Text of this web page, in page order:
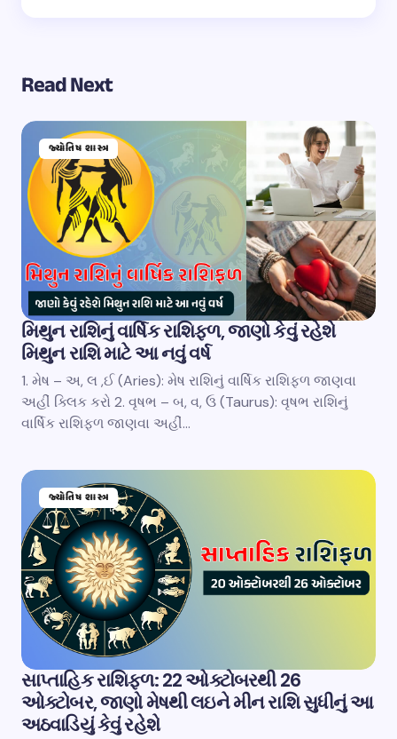
Read Next
જ્યોતિષ શાસ્ત્ર
મિથુન રાશિનું વાર્ષિક રાશિફળ, જાણો કેવું રહેશે
મિથુન રાશિ માટે આ નવું વર્ષ
1. મેષ – અ, લ ,ઈ (Aries): મેષ રાશિનું વાર્ષિક રાશિફળ જાણવા
અહીં ક્લિક કરો 2. વૃષભ – બ, વ, ઉ (Taurus): વૃષભ રાશિનું
વાર્ષિક રાશિફળ જાણવા અહીં…
જ્યોતિષ શાસ્ત્ર
સાપ્તાહિક રાશિફળ: 22 ઓક્ટોબરથી 26
ઓક્ટોબર, જાણો મેષથી લઇને મીન રાશિ સુધીનું આ
અઠવાડિયું કેવું રહેશે